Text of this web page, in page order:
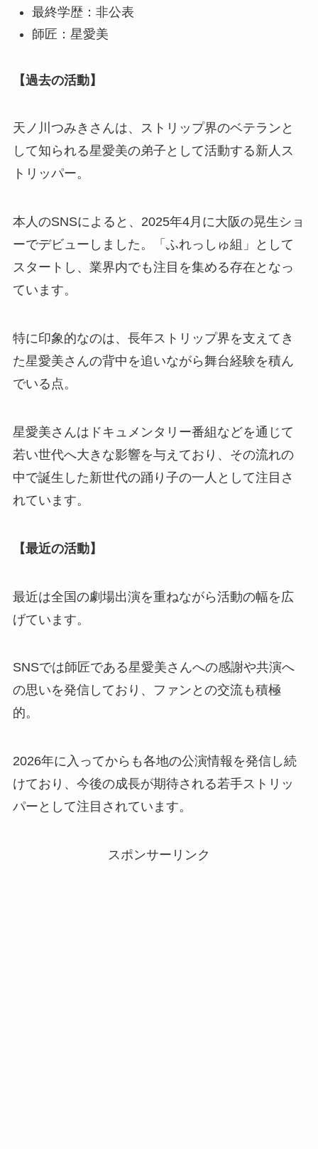
最終学歴：非公表
師匠：星愛美
【過去の活動】
天ノ川つみきさんは、ストリップ界のベテランと
して知られる星愛美の弟子として活動する新人ス
トリッパー。
本人のSNSによると、2025年4月に大阪の晃生ショ
ーでデビューしました。「ふれっしゅ組」として
スタートし、業界内でも注目を集める存在となっ
ています。
特に印象的なのは、長年ストリップ界を支えてき
た星愛美さんの背中を追いながら舞台経験を積ん
でいる点。
星愛美さんはドキュメンタリー番組などを通じて
若い世代へ大きな影響を与えており、その流れの
中で誕生した新世代の踊り子の一人として注目さ
れています。
【最近の活動】
最近は全国の劇場出演を重ねながら活動の幅を広
げています。
SNSでは師匠である星愛美さんへの感謝や共演へ
の思いを発信しており、ファンとの交流も積極
的。
2026年に入ってからも各地の公演情報を発信し続
けており、今後の成長が期待される若手ストリッ
パーとして注目されています。
スポンサーリンク